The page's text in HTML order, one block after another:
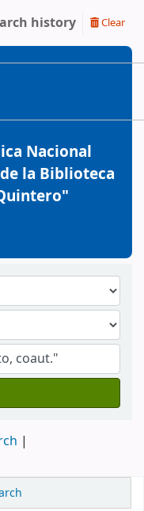
history Clear
Nacional
la Biblioteca